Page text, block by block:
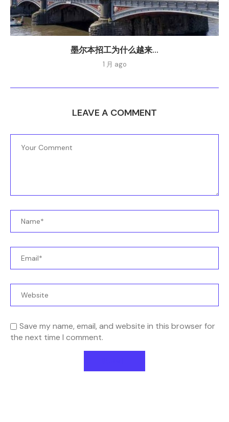
墨尔本招工为什么越来...
1 月 ago
LEAVE A COMMENT
Save my name, email, and website in this browser for
the next time I comment.